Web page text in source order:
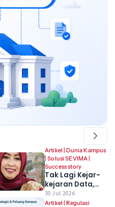
Artikel |Dunia Kampus
|Solusi SEVIMA |
Success story
Tak Lagi Kejar-
kejaran Data,
Univet Bantara
Ubah Cara
30 Jul 2026
Artikel |Regulasi